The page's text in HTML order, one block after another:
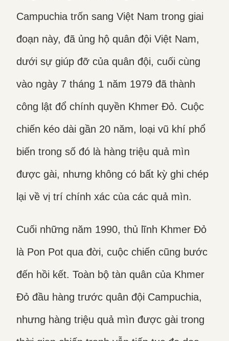
Campuchia trốn sang Việt Nam trong giai
đoạn này, đã ủng hộ quân đội Việt Nam,
dưới sự giúp đỡ của quân đội, cuối cùng
vào ngày 7 tháng 1 năm 1979 đã thành
công lật đổ chính quyền Khmer Đỏ. Cuộc
chiến kéo dài gần 20 năm, loại vũ khí phổ
biến trong số đó là hàng triệu quả mìn
được gài, nhưng không có bất kỳ ghi chép
lại về vị trí chính xác của các quả mìn.
Cuối những năm 1990, thủ lĩnh Khmer Đỏ
là Pon Pot qua đời, cuộc chiến cũng bước
đến hồi kết. Toàn bộ tàn quân của Khmer
Đỏ đầu hàng trước quân đội Campuchia,
nhưng hàng triệu quả mìn được gài trong